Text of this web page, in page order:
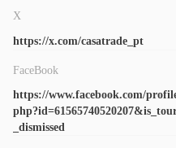
レード、入金不要ボーナス、
ュバック、入金額に応じて最
ざまなプロモーションを提供し
CasaTradeは、最低$10の入金
ムは入金手数料を請求せず、
X
https://x.com/casatrade_pt
FaceBook
https://www.facebook.com/
_dismissed